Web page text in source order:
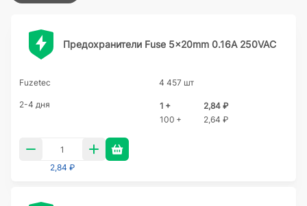
Предохранители Fuse 5x20mm 0.16A 250VAC
Fuzetec 4 457 шт
2-4 дня 1 +
2,84 ₽
100 +
2,64 ₽
2,84 ₽